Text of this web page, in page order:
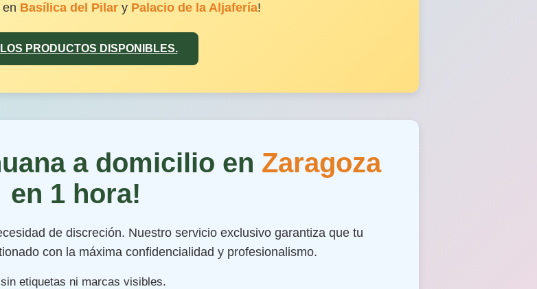
en Basílica del Pilary Palacio de la Aljafería!
PRODUCTOS DISPONIBLES.
a domicilio en Zaragoza
en 1 hora!
de discreción. Nuestro servicio exclusivo garantiza que tu
con la máxima confidencialidad y profesionalismo.
etiquetas ni marcas visibles.